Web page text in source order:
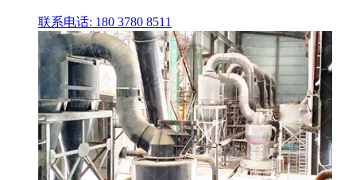
联系电话: 180 3780 8511